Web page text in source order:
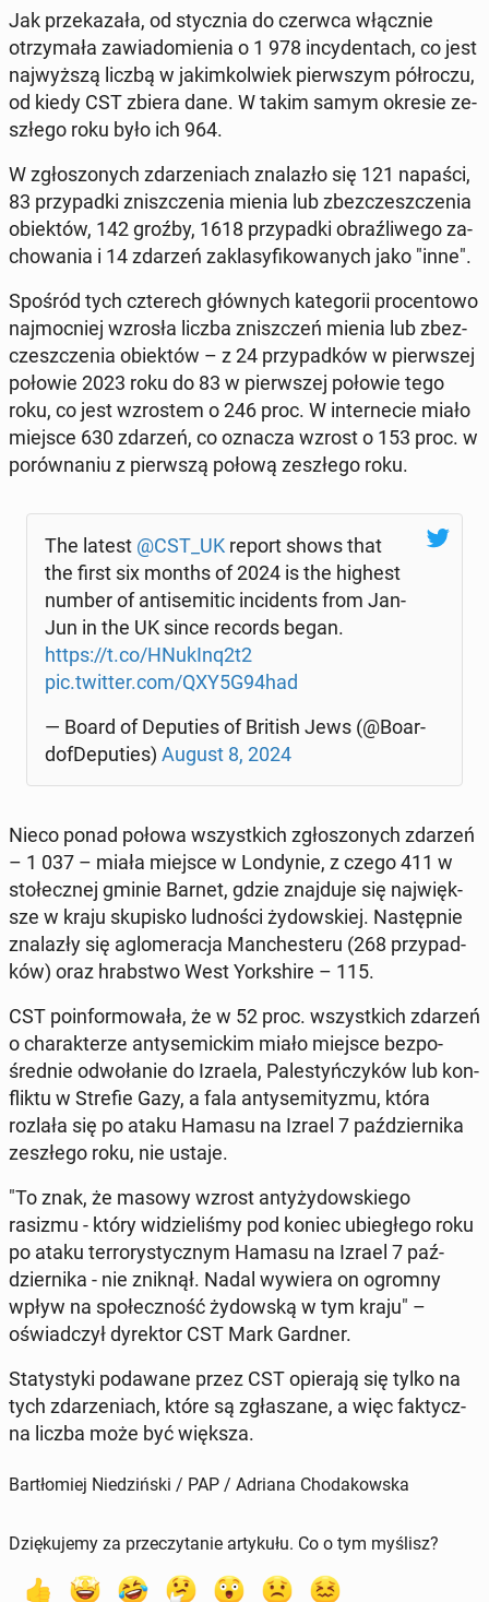
Jak prze­ka­za­ła, od stycz­nia do czerwca włącz­nie
otrzy­ma­ła za­wia­do­mie­nia o 1 978 in­cy­den­tach, co jest
naj­wyż­szą liczbą w ja­kim­kol­wiek pierw­szym pół­ro­czu,
od kiedy CST zbiera dane. W takim samym okresie ze­
szłe­go roku było ich 964.
W zgło­szo­nych zda­rze­niach zna­la­zło się 121 napaści,
83 przy­pad­ki znisz­cze­nia mienia lub zbez­czesz­cze­nia
obiek­tów, 142 groźby, 1618 przy­pad­ki ob­raź­li­we­go za­
cho­wa­nia i 14 zdarzeń za­kla­sy­fi­ko­wa­nych jako "inne".
Spośród tych czte­rech głów­nych ka­te­go­rii pro­cen­to­wo
naj­moc­niej wzrosła liczba znisz­czeń mienia lub zbez­
czesz­cze­nia obiek­tów – z 24 przy­pad­ków w pierw­szej
połowie 2023 roku do 83 w pierw­szej połowie tego
roku, co jest wzro­stem o 246 proc. W in­ter­ne­cie miało
miejsce 630 zdarzeń, co oznacza wzrost o 153 proc. w
po­rów­na­niu z pierw­szą połową ze­szłe­go roku.
The latest @CST_UK report shows that
the first six months of 2024 is the highest
number of an­ti­se­mi­tic in­ci­dents from Jan-
Jun in the UK since records began.
https://t.co/HNukInq2t2
pic.twitter.com/QXY5G94had
— Board of De­pu­ties of British Jews (@Bo­ar­
do­fDe­pu­ties) August 8, 2024
Nieco ponad połowa wszyst­kich zgło­szo­nych zdarzeń
– 1 037 – miała miejsce w Lon­dy­nie, z czego 411 w
sto­łecz­nej gminie Barnet, gdzie znaj­du­je się naj­więk­
sze w kraju sku­pi­sko lud­no­ści ży­dow­skiej. Na­stęp­nie
zna­la­zły się aglo­me­ra­cja Man­che­ste­ru (268 przy­pad­
ków) oraz hrab­stwo West York­shi­re – 115.
CST po­in­for­mo­wa­ła, że w 52 proc. wszyst­kich zdarzeń
o cha­rak­te­rze an­ty­se­mic­kim miało miejsce bez­po­
śred­nie od­wo­ła­nie do Izraela, Pa­le­styń­czy­ków lub kon­
flik­tu w Strefie Gazy, a fala an­ty­se­mi­ty­zmu, która
rozlała się po ataku Hamasu na Izrael 7 paź­dzier­ni­ka
ze­szłe­go roku, nie ustaje.
"To znak, że masowy wzrost an­ty­ży­dow­skie­go
rasizmu - który wi­dzie­li­śmy pod koniec ubie­głe­go roku
po ataku ter­ro­ry­stycz­nym Hamasu na Izrael 7 paź­
dzier­ni­ka - nie zniknął. Nadal wywiera on ogromny
wpływ na spo­łecz­ność ży­dow­ską w tym kraju" –
oświad­czył dy­rek­tor CST Mark Gardner.
Sta­ty­sty­ki po­da­wa­ne przez CST opie­ra­ją się tylko na
tych zda­rze­niach, które są zgła­sza­ne, a więc fak­tycz­
na liczba może być większa.
Bartłomiej Niedziński / PAP / Adriana Chodakowska
Dziękujemy za przeczytanie artykułu. Co o tym myślisz?